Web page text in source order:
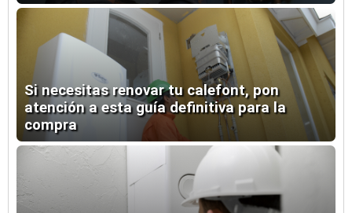
Si necesitas renovar tu calefont, pon
atención a esta guía definitiva para la
compra